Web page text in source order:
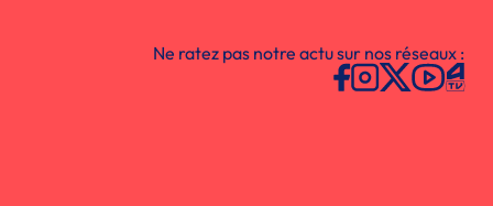
Ne ratez pas notre actu sur nos réseaux :